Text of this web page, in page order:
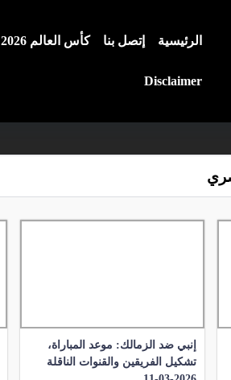
الرئيسية إتصل بنا كأس العالم 2026
Disclaimer
إنبي ضد الزمالك: موعد المباراة،
تشكيل الفريقين والقنوات الناقلة